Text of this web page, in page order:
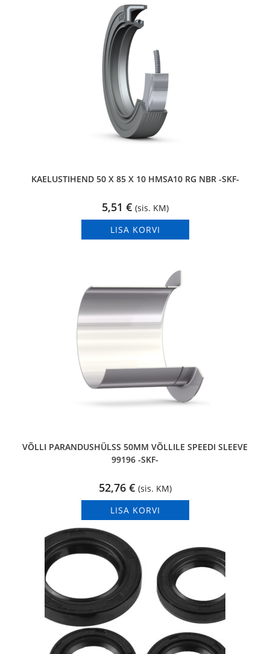
KAELUSTIHEND 50 X 85 X 10 HMSA10 RG NBR -SKF-
5,51 € (sis. KM)
LISA KORVI
VÕLLI PARANDUSHÜLSS 50MM VÕLLILE SPEEDI SLEEVE
99196 -SKF-
52,76 € (sis. KM)
LISA KORVI